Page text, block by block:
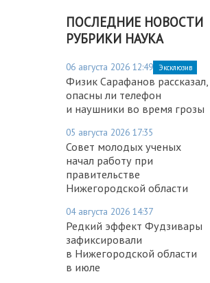
ПОСЛЕДНИЕ НОВОСТИ
РУБРИКИ НАУКА
06 августа 2026 12:49 Эксклюзив
Физик Сарафанов рассказал,
опасны ли телефон
и наушники во время грозы
05 августа 2026 17:35
Совет молодых ученых
начал работу при
правительстве
Нижегородской области
04 августа 2026 14:37
Редкий эффект Фудзивары
зафиксировали
в Нижегородской области
в июле